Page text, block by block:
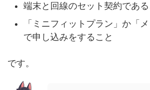
端末と回線のセット契約である
「ミニフィットプラン」か「
で申し込みをすること
です。